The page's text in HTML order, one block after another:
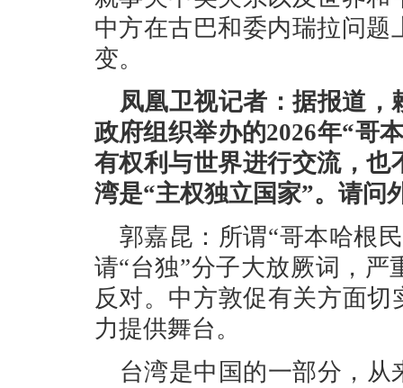
中方在古巴和委内瑞拉问
变。
凤凰卫视记者：据报道
政府组织举办的2026年“哥
有权利与世界进行交流，
湾是“主权独立国家”。请问
郭嘉昆：所谓“哥本哈根
请“台独”分子大放厥词，
反对。中方敦促有关方面
力提供舞台。
台湾是中国的一部分，